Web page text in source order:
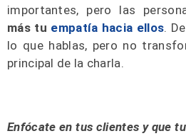
importantes, pero las
más tu empatía hacia ellos.
lo que hablas, pero no
principal de la charla.
Enfócate en tus clientes y que